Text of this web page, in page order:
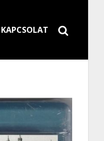
KAPCSOLAT